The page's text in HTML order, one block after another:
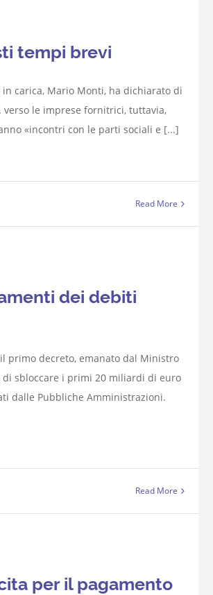
tempi brevi
carica, Mario Monti, ha dichiarato di
le imprese fornitrici, tuttavia,
«incontri con le parti sociali e [...]
Read More
dei debiti
primo decreto, emanato dal Ministro
di sbloccare i primi 20 miliardi di euro
dalle Pubbliche Amministrazioni.
Read More
per il pagamento